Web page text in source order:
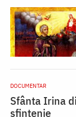
DOCUMENTAR
Sfânta Irina
sfințenie